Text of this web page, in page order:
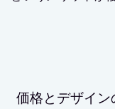
価格とデザイ